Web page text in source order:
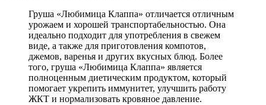
Груша «Любимица Клаппа» отличается отличным
урожаем и хорошей транспортабельностью. Она
идеально подходит для употребления в свежем
виде, а также для приготовления компотов,
джемов, варенья и других вкусных блюд. Более
того, груша «Любимица Клаппа» является
полноценным диетическим продуктом, который
помогает укрепить иммунитет, улучшить работу
ЖКТ и нормализовать кровяное давление.